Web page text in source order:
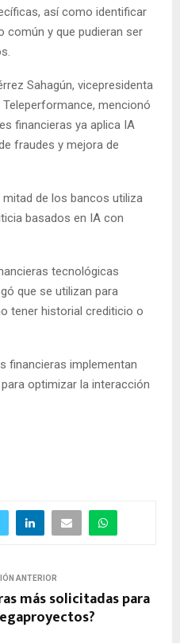
así como identificar
común y que pudieran ser
Sahagún, vicepresidenta
mencionó
financieras ya aplica IA
fraudes y mejora de
de los bancos utiliza
basados en IA con
tecnológicas
que se utilizan para
tener historial crediticio o
financieras implementan
optimizar la interacción
ANTERIOR
más solicitadas para